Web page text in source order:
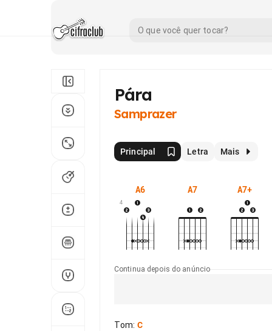
Pára
Samprazer
Principal Letra Mais
A6
4
A7 A7+
Continua depois do anúncio
Tom: C